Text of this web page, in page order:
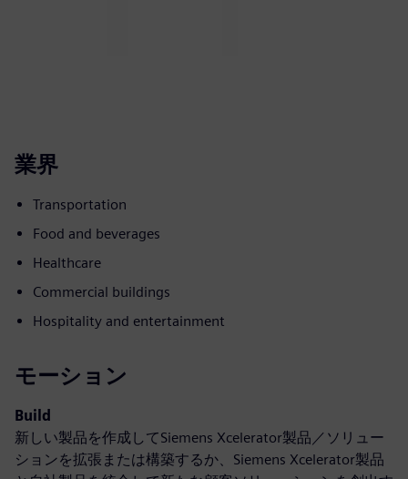
業界
Transportation
Food and beverages
Healthcare
Commercial buildings
Hospitality and entertainment
モーション
Build
新しい製品を作成してSiemens Xcelerator製品／ソリュー
ションを拡張または構築するか、Siemens Xcelerator製品